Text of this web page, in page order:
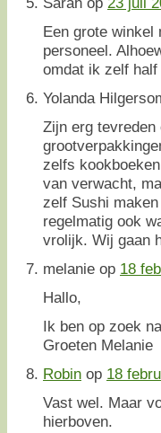
Een grote winkel
personeel.
omdat ik zelf
Yolanda
Zijn erg
zelfs
van verwacht,
zelf Sushi
regelmatig ook
vrolijk. Wij gaan
melanie op 18
Hallo,
Ik ben op zoek
Groeten Melanie
Robin op 18
Vast wel. Maar
hierboven.